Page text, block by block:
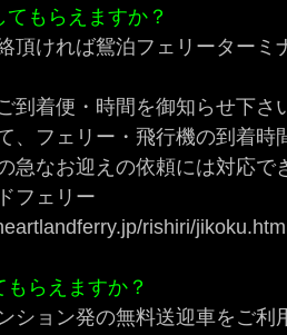
もらえますか？
頂ければ鴛泊フェリーター
到着便・時間を御知らせ下さ
、フェリー・飛行機の到着時
急なお迎えの依頼には対応
フェリー
rishiri/
らえますか？
ション発の無料送迎車をご利